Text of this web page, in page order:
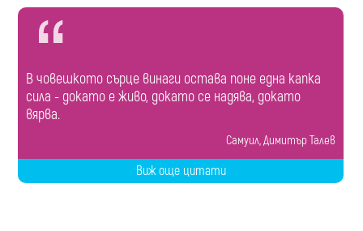
В човешкото сърце винаги остава поне една капка
сила - докато е живо, докато се надява, докато
вярва.
Самуил, Димитър Талев
Виж още цитати